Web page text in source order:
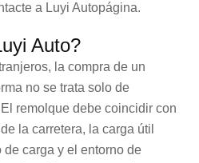
a Luyi Autopágina.
Auto?
la compra de un
no se trata solo de
remolque debe coincidir con
la carretera, la carga útil
de carga y el entorno de